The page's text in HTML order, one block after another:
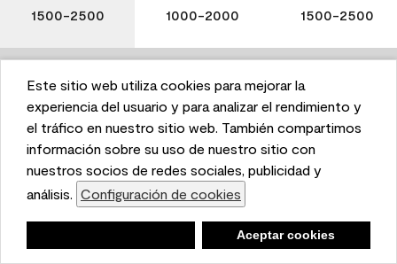
This website uses cookies to enhance user experience
and to analyze performance and traffic on our website.
We also share information about your use of our site
with our social media, advertising, and analytics
partners. Cookie Settings
Accept Cookies
Este sitio web utiliza cookies para mejorar la
experiencia del usuario y para analizar el rendimiento y
el tráfico en nuestro sitio web. También compartimos
información sobre su uso de nuestro sitio con
nuestros socios de redes sociales, publicidad y
análisis. Configuración de cookies
Aceptar cookies
1500-2500 1000-2000 1500-2500
Agua y jabón Agua y jabón Agua y jabón